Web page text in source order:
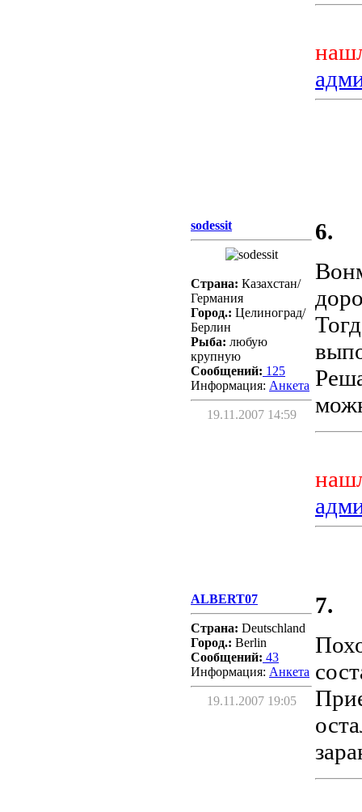
sodessit
Страна: Казахстан/
Германия
Город.: Целиноград/
Берлин
Рыба: любую
крупную
Сообщений: 125
Информация: Aнкета
19.11.2007 14:59
6.
ALBERT07
Страна: Deutschland
Город.: Berlin
Сообщений: 43
Информация: Aнкета
19.11.2007 19:05
7.